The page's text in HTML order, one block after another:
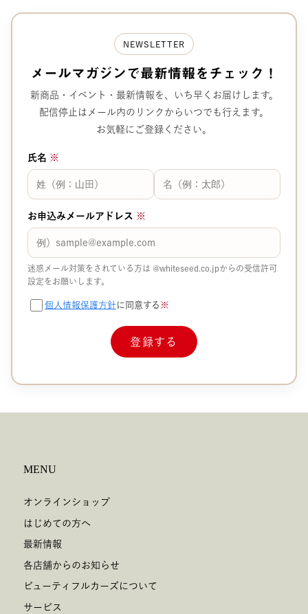
ジ
NEWSLETTER
メールマガジンで最新情報をチェック！
新商品・イベント・最新情報を、
いち早くお届けします。
配信停止はメール内のリンクから いつでも行えます。
お気軽にご登録ください。
氏名 ※
お申込みメールアドレス ※
迷惑メール対策をされている方は @whiteseed.co.jp​​からの受信許可
設定をお願いします。
個人情報保護方針に同意する ※
MENU
オンラインショップ
はじめての方へ
最新情報
各店舗からのお知らせ
ビューティフルカーズについて
サービス